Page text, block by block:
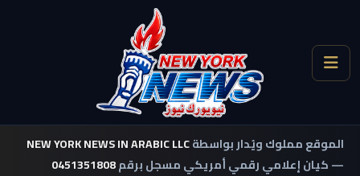
الموقع مملوك ويُدار بواسطةNEW YORK NEWS IN ARABIC LLC
— كيان إعلامي رقمي أمريكي مسجل برقم0451351808